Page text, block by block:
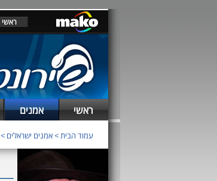
ראשי
ראשי אמנים
עמוד הבית>אמנים ישראלים >